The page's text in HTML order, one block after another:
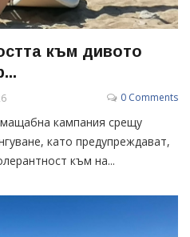
към дивото
0 Comments
кампания срещу
като предупреждават,
към на...